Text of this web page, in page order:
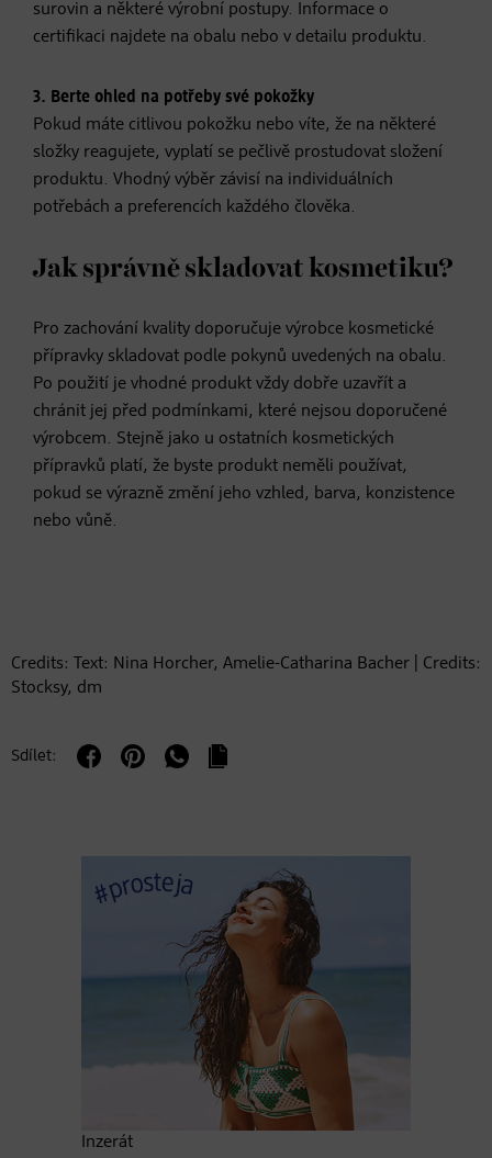
surovin a některé výrobní postupy. Informace o
certifikaci najdete na obalu nebo v detailu produktu.
3. Berte ohled na potřeby své pokožky
Pokud máte citlivou pokožku nebo víte, že na některé
složky reagujete, vyplatí se pečlivě prostudovat složení
produktu. Vhodný výběr závisí na individuálních
potřebách a preferencích každého člověka.
Jak správně skladovat kosmetiku?
Pro zachování kvality doporučuje výrobce kosmetické
přípravky skladovat podle pokynů uvedených na obalu.
Po použití je vhodné produkt vždy dobře uzavřít a
chránit jej před podmínkami, které nejsou doporučené
výrobcem. Stejně jako u ostatních kosmetických
přípravků platí, že byste produkt neměli používat,
pokud se výrazně změní jeho vzhled, barva, konzistence
nebo vůně.
Credits: Text: Nina Horcher, Amelie-Catharina Bacher | Credits:
Stocksy, dm
Sdílet:
Inzerát